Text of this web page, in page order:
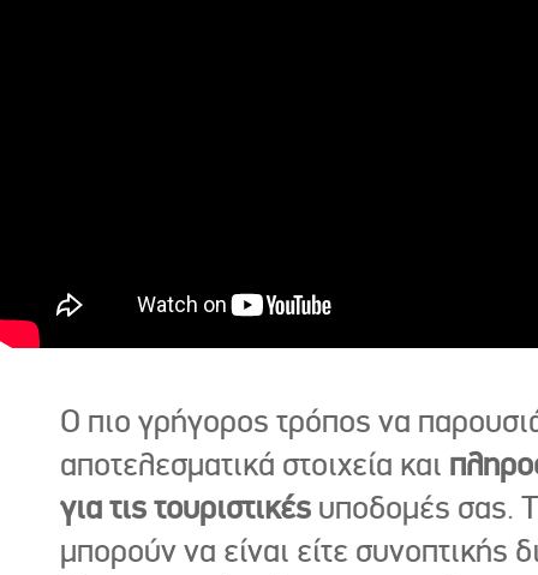
Ο πιο γρήγορος τρόπος να
αποτελεσματικά στοιχεία και
για τις τουριστικές υποδομές σας.
μπορούν να είναι είτε συνοπτικής